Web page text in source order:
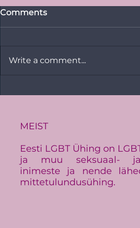
Eestis
Comments
Write a comment...
MEIST
Eesti LGBT Ühing on
ja muu seksuaal- ja
inimeste ja nende
mittetulundusühing.